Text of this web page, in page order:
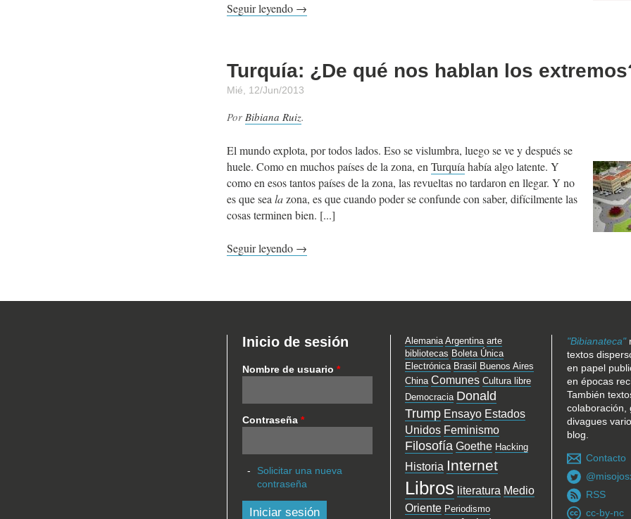
Seguir leyendo →
Turquía: ¿De qué nos hablan los
Mié, 12/Jun/2013
Por Bibiana Ruiz.
El mundo explota, por todos lados. Eso se vislumbra, luego se ve y después se
huele. Como en muchos países de la zona, en Turquía había algo latente. Y
como en esos tantos países de la zona, las revueltas no tardaron en llegar. Y no
es que sea lazona, es que cuando poder se confunde con saber, difícilmente las
cosas terminen bien.
Seguir leyendo →
Inicio de sesión
Nombre de usuario *
Contraseña *
Solicitar una nueva
contraseña
Alemania Argentina arte
bibliotecas Boleta Única
Electrónica Brasil
Buenos Aires
China Comunes Cultura libre
Democracia Donald
Trump Ensayo Estados
Unidos Feminismo
Filosofía Goethe Hacking
Historia Internet
Libros literatura Medio
Oriente Periodismo
"Bibianateca"
textos
en papel
en épocas
También
colaboración,
divagues
blog.
Contacto
RSS
cc-by-nc